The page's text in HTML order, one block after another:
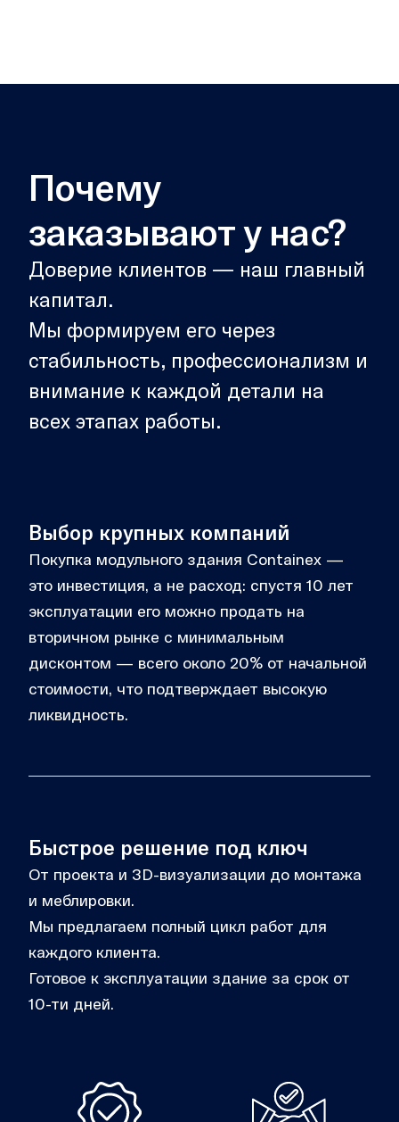
Почему
заказывают у нас?
Доверие клиентов — наш главный
капитал.
Мы формируем его через
стабильность, профессионализм и
внимание к каждой детали на
всех этапах работы.
Выбор крупных компаний
Покупка модульного здания Containex —
это инвестиция, а не расход: спустя 10 лет
эксплуатации его можно продать на
вторичном рынке с минимальным
дисконтом — всего около 20% от начальной
стоимости, что подтверждает высокую
ликвидность.
Быстрое решение под ключ
От проекта и 3D-визуализации до монтажа
и меблировки.
Мы предлагаем полный цикл работ для
каждого клиента.
Готовое к эксплуатации здание за срок от
10-ти дней.